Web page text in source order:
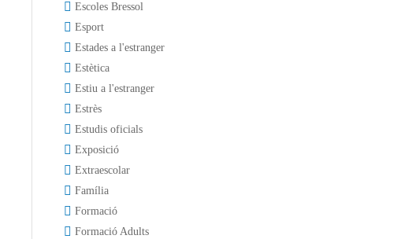
Escoles Bressol
Esport
Estades a l'estranger
Estètica
Estiu a l'estranger
Estrès
Estudis oficials
Exposició
Extraescolar
Família
Formació
Formació Adults